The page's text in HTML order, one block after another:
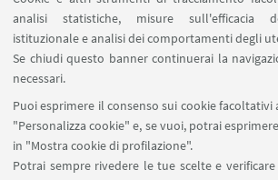
analisi statistiche, misure sull'efficacia
istituzionale e analisi dei comportamenti degli
Se chiudi questo banner continuerai la
necessari.
Puoi esprimere il consenso sui cookie
"Personalizza cookie" e, se vuoi, potrai
in "Mostra cookie di profilazione".
Potrai sempre rivedere le tue scelte e
LINK UTILI
Area riservata
SEGUI UNIBO SU: